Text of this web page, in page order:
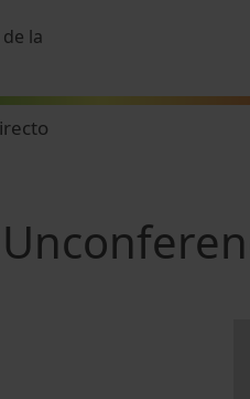
la